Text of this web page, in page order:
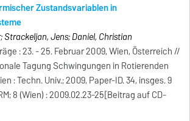
Zustandsvariablen in
Strackeljan, Jens; Daniel, Christian
: 23. - 25. Februar 2009, Wien, Österreich //
Tagung Schwingungen in Rotierenden
: Techn. Univ.; 2009, Paper-ID. 34, insges. 9
8 (Wien) : 2009.02.23-25[Beitrag auf CD-